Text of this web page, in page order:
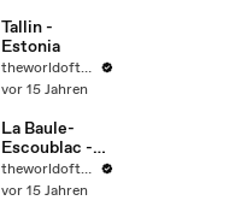
Tallin -
Estonia
theworldoftravel2
vor 15 Jahren
La Baule-
Escoublac -
Frankreichtheworldoftravel2
vor 15 Jahren